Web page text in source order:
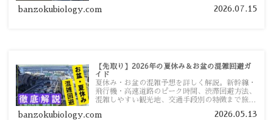
い移動方法を分かりやすく解説します。
banzokubiology.com 2026.07.15
【先取り】2026年の夏休み＆お盆の混雑回避ガ
イド
夏休み・お盆の混雑予想を詳しく解説。新幹線・
飛行機・高速道路のピーク時間、渋滞回避方法、
混雑しやすい観光地、交通手段別の特徴まで旅行
banzokubiology.com 2026.05.13